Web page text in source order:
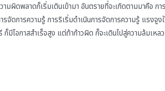
มผิดพลาดก็เริ่มเดินเข้ามา อันตรายที่จะเกิดตามมาคือ ก
จัดการความรู้ การริเริ่มดำเนินการจัดการความรู้ แรงจูง
มีโอกาสสำเร็จสูง แต่ถ้าก้าวผิด ก็จะเดินไปสู่ความล้มเห